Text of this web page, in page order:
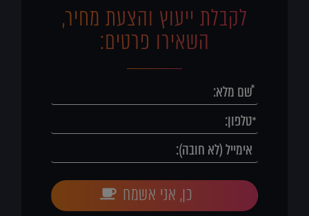
לקבלת ייעוץ והצעת מחיר,
השאירו פרטים:
כן, אני אשמח